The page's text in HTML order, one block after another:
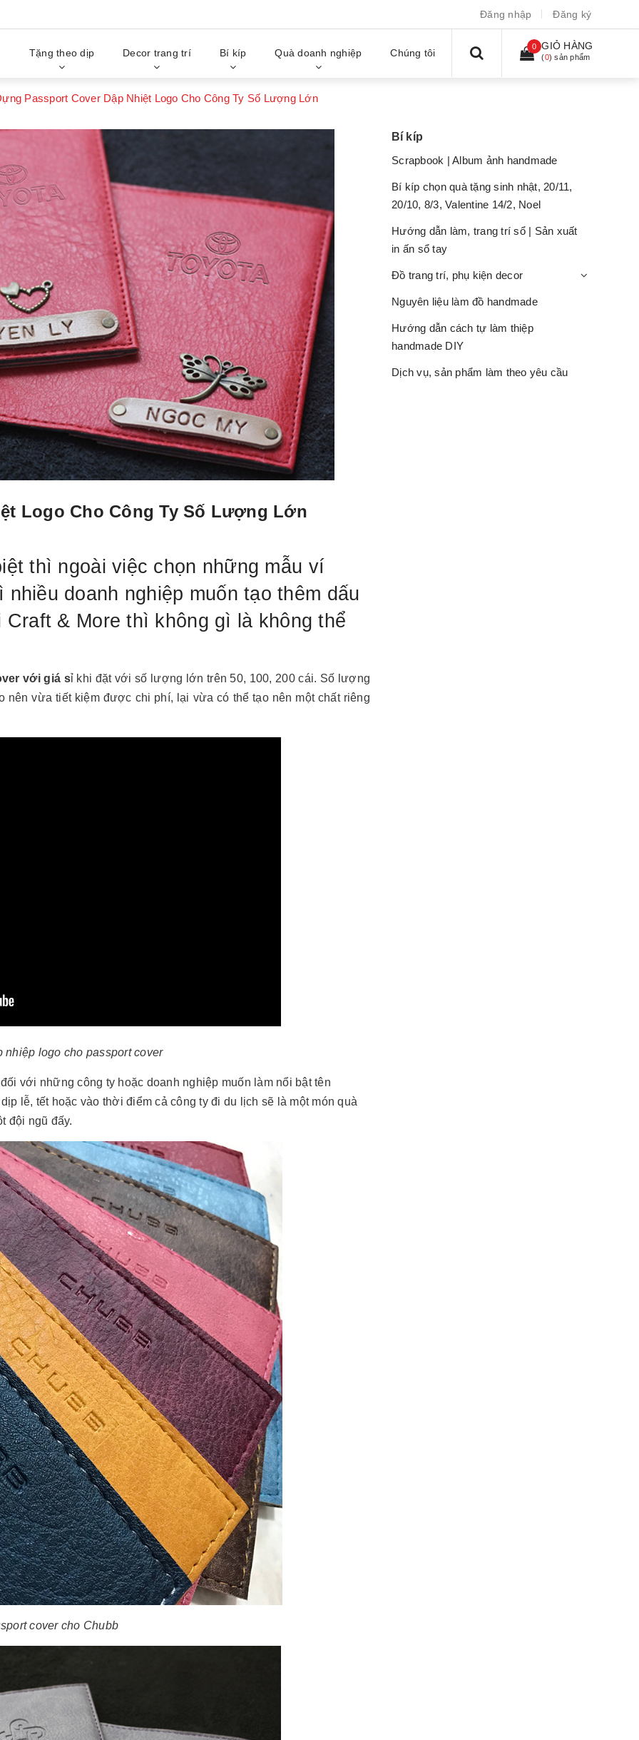
Đăng nhập Đăng ký
Tặng theo dịp Decor trang trí Bí kíp Quà doanh nghiệp Chúng tôi
0 GIỎ HÀNG
(0) sản phẩm
Passport Cover Dập Nhiệt Logo Cho Công Ty Số Lượng Lớn
Logo Cho Công Ty Số Lượng Lớn
thì ngoài việc chọn những mẫu ví
doanh nghiệp muốn tạo thêm dấu
& More thì không gì là không thể
với giá sỉ khi đặt với số lượng lớn trên 50, 100, 200 cái. Số lượng
vừa tiết kiệm được chi phí, lại vừa có thể tạo nên một chất riêng
nhiệp logo cho passport cover
với những công ty hoặc doanh nghiệp muốn làm nổi bật tên
lễ, tết hoặc vào thời điểm cả công ty đi du lịch sẽ là một món quà
đội ngũ đấy.
cover cho Chubb
Bí kíp
Scrapbook | Album ảnh handmade
Bí kíp chọn quà tặng sinh nhật, 20/11,
20/10, 8/3, Valentine 14/2, Noel
Hướng dẫn làm, trang trí sổ | Sản xuất
in ấn sổ tay
Đồ trang trí, phụ kiện decor
Nguyên liệu làm đồ handmade
Hướng dẫn cách tự làm thiệp
handmade DIY
Dịch vụ, sản phẩm làm theo yêu cầu